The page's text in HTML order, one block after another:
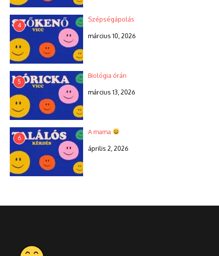
4
Szépségápolás
március 10, 2026
5
Biológia órán
március 13, 2026
6
A mama
április 2, 2026